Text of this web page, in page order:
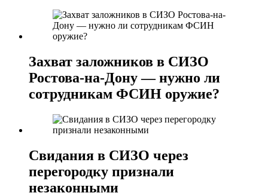
Захват заложников в СИЗО
Ростова-на-Дону — нужно ли
сотрудникам ФСИН оружие?
Свидания в СИЗО через
перегородку признали
незаконными⁣⁣